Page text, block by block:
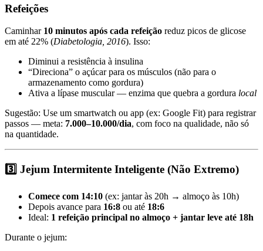
Refeições
Caminhar 10 minutos após cada refeição reduz picos de glicose
em até 22% (Diabetologia, 2016). Isso:
Diminui a resistência à insulina
“Direciona” o açúcar para os músculos (não para o
armazenamento como gordura)
Ativa a lípase muscular — enzima que quebra a gordura local
Sugestão: Use um smartwatch ou app (ex: Google Fit) para registrar
passos — meta: 7.000–10.000/dia, com foco na qualidade, não só
na quantidade.
3️⃣ Jejum Intermitente Inteligente (Não Extremo)
Comece com 14:10 (ex: jantar às 20h → almoço às 10h)
Depois avance para 16:8 ou até 18:6
Ideal: 1 refeição principal no almoço + jantar leve até 18h
Durante o jejum: